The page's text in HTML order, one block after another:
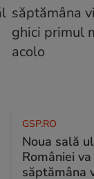
GSP.RO
Noua sală
României
săptămâna